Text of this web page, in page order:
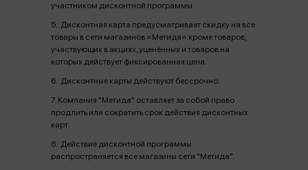
участником дисконтной программы.
5. Дисконтная карта предусматривает скидку на все
товары в сети магазинов «Метида» кроме товаров,
участвующих в акциях, уценённых и товаров на
которых действует фиксированная цена.
6. Дисконтные карты действуют бессрочно.
7. Компания "Метида" оставляет за собой право
продлить или сократить срок действия дисконтных
карт.
8. Действие дисконтной программы
распространяется все магазины сети "Метида".